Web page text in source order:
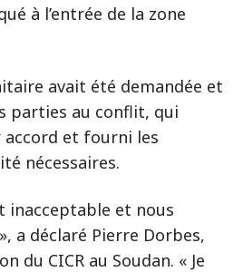
à l’entrée de la zone
avait été demandée et
parties au conflit, qui
accord et fourni les
nécessaires.
inacceptable et nous
a déclaré Pierre Dorbes,
du CICR au Soudan. « Je